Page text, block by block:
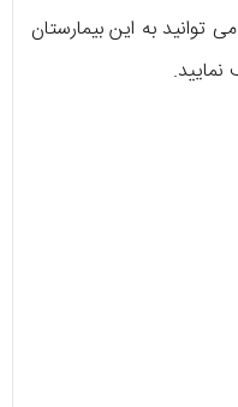
به این بیمارستان